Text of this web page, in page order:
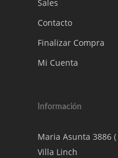
Sales
Contacto
Finalizar Compra
Mi Cuenta
Información
Maria Asunta 3886
Villa Linch